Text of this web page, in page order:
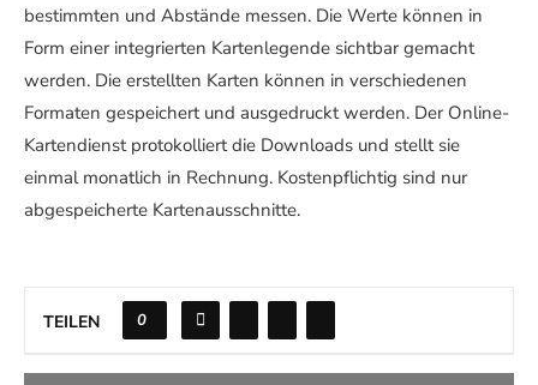
bestimmten und Abstände messen. Die Werte können in
Form einer integrierten Kartenlegende sichtbar gemacht
werden. Die erstellten Karten können in verschiedenen
Formaten gespeichert und ausgedruckt werden. Der Online-
Kartendienst protokolliert die Downloads und stellt sie
einmal monatlich in Rechnung. Kostenpflichtig sind nur
abgespeicherte Kartenausschnitte.
TEILEN 0